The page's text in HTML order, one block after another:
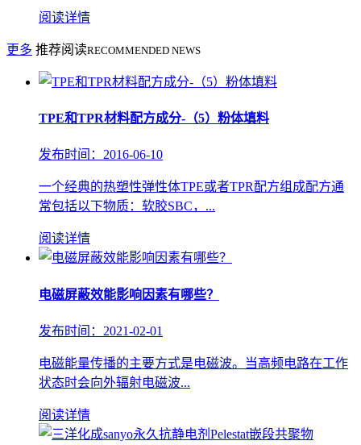
阅读详情
更多 推荐阅读RECOMMENDED NEWS
TPE和TPR材料配方成分-（5）粉体填料
发布时间：2016-06-10
一个经典的热塑性弹性体TPE或者TPR配方组成配方通
常包括以下物质：软胶SBC，...
阅读详情
电磁屏蔽效能影响因素有哪些？
发布时间：2021-02-01
电磁能量传播的主要方式是电磁波。当高频电路在工作
状态时会向外辐射电磁波...
阅读详情